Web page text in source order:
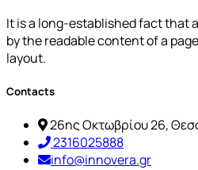
It is a long-established fact that
by the readable content of a
layout.
Contacts
26ης Οκτωβρίου 26,
2316025888
info@innovera.gr